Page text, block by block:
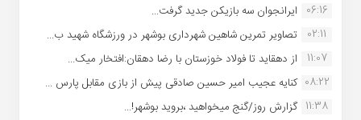
06:16 ایرانجوان سه بازیکن جدید گرفت...
02:11
تصاویر تمرین شاهین شهردارى بوشهر در ورزشگاه شهید ب...
11:07
از دهقاید تا فولاد خوزستان با رضا دهقان:افتخار میک...
08:22 کنایه عجیب امیر حسین صادقی پیش از بازی مقابل پارس ...
11:38 گزارش روز/گنج میخواهید ،بروید بوشهر!...